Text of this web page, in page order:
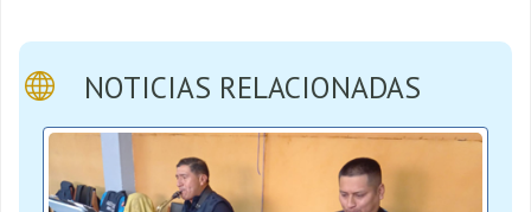
NOTICIAS RELACIONADAS